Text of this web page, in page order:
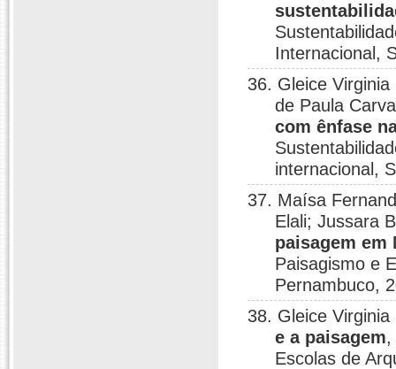
Internacional,
36. Gleice
de Paula
com ênfase
internacional,
37. Maísa
Elali; Jussara
paisagem em
Paisagismo e
Pernambuco,
38. Gleice
e a paisagem,
Escolas de